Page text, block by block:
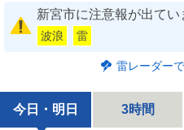
新宮市に注意報が出てい
波浪 雷
雷レーダー
今日・明日 3時間